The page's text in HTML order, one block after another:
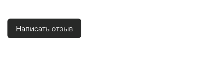
Написать отзыв